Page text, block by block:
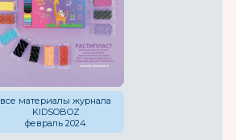
все материалы журнала
KIDSOBOZ
февраль 2024